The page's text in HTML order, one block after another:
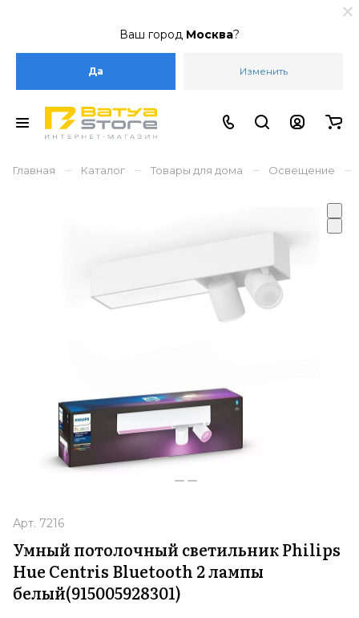
Ваш город Москва?
Да Изменить
Главная – Каталог – Товары для дома – Освещение –
Арт. 7216
Умный потолочный светильник Philips
Hue Centris Bluetooth 2 лампы
белый(915005928301)